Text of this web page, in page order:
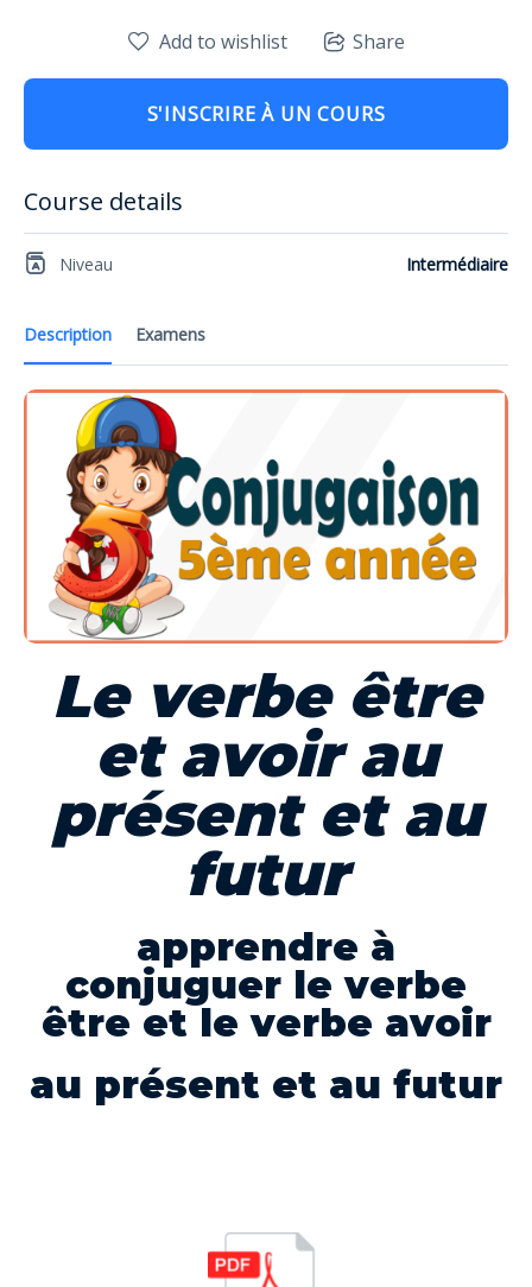
Description Examens
Le verbe être
et avoir au
présent et au
futur
apprendre à
conjuguer le verbe
être et le verbe avoir
au présent et au futur
Add to wishlist Share
S'INSCRIRE À UN COURS
Course details
Niveau Intermédiaire